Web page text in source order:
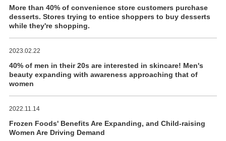
More than 40% of convenience store customers purchase
desserts. Stores trying to entice shoppers to buy desserts
while they're shopping.
2023.02.22
40% of men in their 20s are interested in skincare! Men's
beauty expanding with awareness approaching that of
women
2022.11.14
Frozen Foods' Benefits Are Expanding, and Child-raising
Women Are Driving Demand